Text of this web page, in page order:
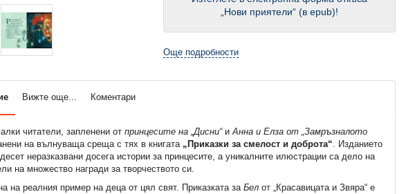
„Нови приятели“ (в epub)!
Още подробности
Вижте още... Коментари
читатели, запленени от принцесите на „Дисни“иАнна и Елзаот „Замръзналото
на вълнуваща среща с тях в книгата „Приказки за смелост и доброта“. Изданието
неразказвани досега истории за принцесите, а уникалните илюстрации са дело на
на множество награди за творчеството си.
на реалния пример на деца от цял свят. Приказката за Белот „Красавицата и Звяра“ е